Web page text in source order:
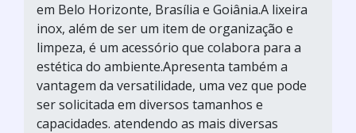
em Belo Horizonte, Brasília e Goiânia.A lixeira
inox, além de ser um item de organização e
limpeza, é um acessório que colabora para a
estética do ambiente.Apresenta também a
vantagem da versatilidade, uma vez que pode
ser solicitada em diversos tamanhos e
capacidades. atendendo as mais diversas